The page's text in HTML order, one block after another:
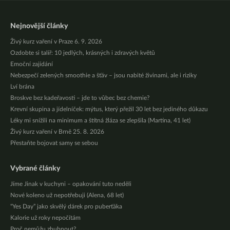
Nejnovější články
Živý kurz vaření v Praze 6. 9. 2026
Ozdobte si talíř: 10 jedlých, krásných i zdravých květů
Emoční zajídání
Nebezpečí zelených smoothie a šťáv – jsou nabité živinami, ale i riziky
Lví brána
Broskve bez kadeřavosti – jde to vůbec bez chemie?
Krevní skupina a jídelníček: mýtus, který přežil 30 let bez jediného důkazu
Léky mi snížili na minimum a štítná žláza se zlepšila (Martina, 41 let)
Živý kurz vaření v Brně 25. 8. 2026
Přestaňte bojovat samy se sebou
Vybrané články
Jíme Jinak v kuchyni – opakování tuto neděli
Nové koleno už nepotřebuji (Alena, 68 let)
“Yes Day” jako skvělý dárek pro puberťáka
Kalorie už roky nepočítám